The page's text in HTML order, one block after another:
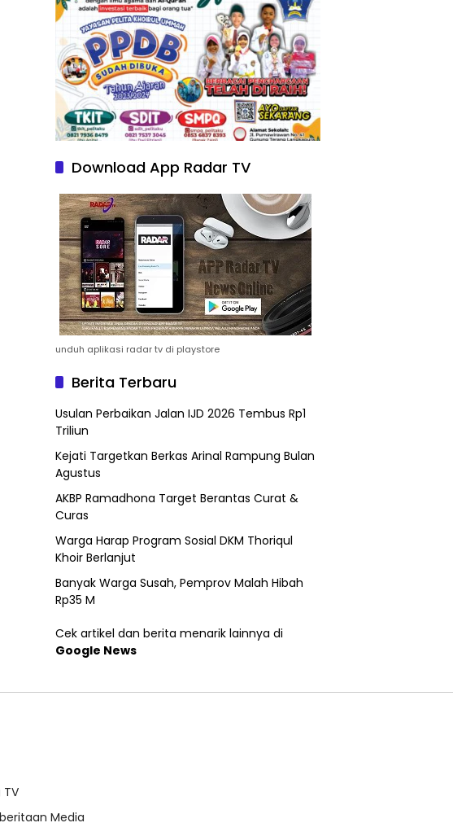
Download App Radar TV
unduh aplikasi radar tv di playstore
Berita Terbaru
Usulan Perbaikan Jalan IJD 2026 Tembus Rp1
Triliun
Kejati Targetkan Berkas Arinal Rampung Bulan
Agustus
AKBP Ramadhona Target Berantas Curat &
Curas
Warga Harap Program Sosial DKM Thoriqul
Khoir Berlanjut
Banyak Warga Susah, Pemprov Malah Hibah
Rp35 M
Cek artikel dan berita menarik lainnya di
Google News
TV
Media